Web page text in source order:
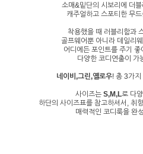
소매&밑단의 시보리에 더
캐주얼하고 스포티한 무
착용했을 때 러블리함과
골프웨어뿐 아니라 데일리
어디에든 포인트를 주기
다양한 코디연출이 가
네이비,그린,옐로우! 총 3가지
사이즈는 S,M,L로 다
하단의 사이즈표를 참고하셔서, 취
매력적인 코디룩을 완